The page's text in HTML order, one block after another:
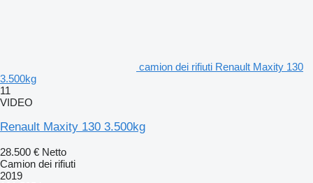
camion dei rifiuti Renault Maxity 130
3.500kg
11
VIDEO
Renault Maxity 130 3.500kg
28.500 € Netto
Camion dei rifiuti
2019